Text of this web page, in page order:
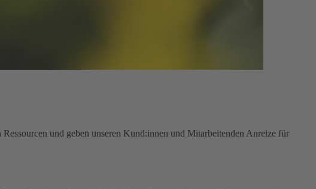
und geben unseren Kund:innen und Mitarbeitenden Anreize für